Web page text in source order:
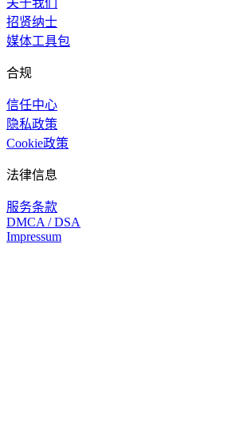
招贤纳士
媒体工具包
合规
信任中心
隐私政策
Cookie政策
法律信息
服务条款
DMCA / DSA
Impressum